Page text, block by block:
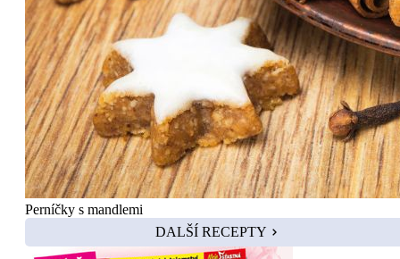
Perníčky s mandlemi
DALŠÍ RECEPTY